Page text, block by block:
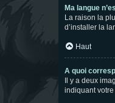
Ma langue
La raison la
d’installer la
Haut
A quoi
Il y a deux
indiquant